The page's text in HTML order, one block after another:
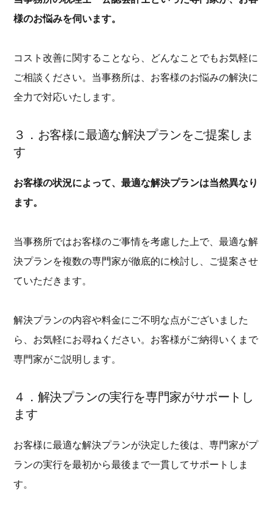
様のお悩みを伺います。
コスト改善に関することなら、どんなことでもお気軽に
ご相談ください。当事務所は、お客様のお悩みの解決に
全力で対応いたします。
３．お客様に最適な解決プランをご提案しま
す
お客様の状況によって、最適な解決プランは当然異なり
ます。
当事務所ではお客様のご事情を考慮した上で、最適な解
決プランを複数の専門家が徹底的に検討し、ご提案させ
ていただきます。
解決プランの内容や料金にご不明な点がございました
ら、お気軽にお尋ねください。お客様がご納得いくまで
専門家がご説明します。
４．解決プランの実行を専門家がサポートし
ます
お客様に最適な解決プランが決定した後は、専門家がプ
ランの実行を最初から最後まで一貫してサポートしま
す。